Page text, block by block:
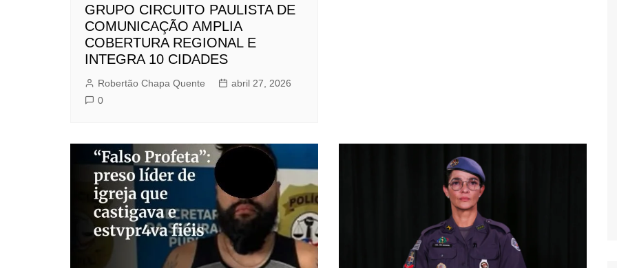
GRUPO CIRCUITO PAULISTA DE
COMUNICAÇÃO AMPLIA
COBERTURA REGIONAL E
INTEGRA 10 CIDADES
Robertão Chapa Quente
abril 27, 2026
0